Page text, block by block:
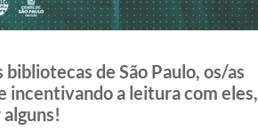
de São Paulo, os/as
incentivando a leitura com eles,